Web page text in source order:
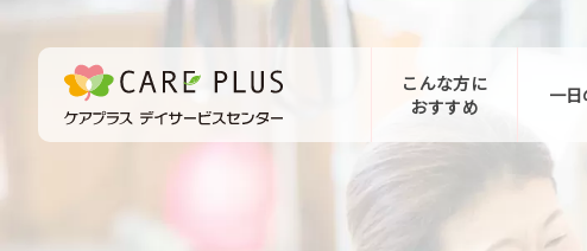
こんな方に
おすすめ
一
お問い合わせ